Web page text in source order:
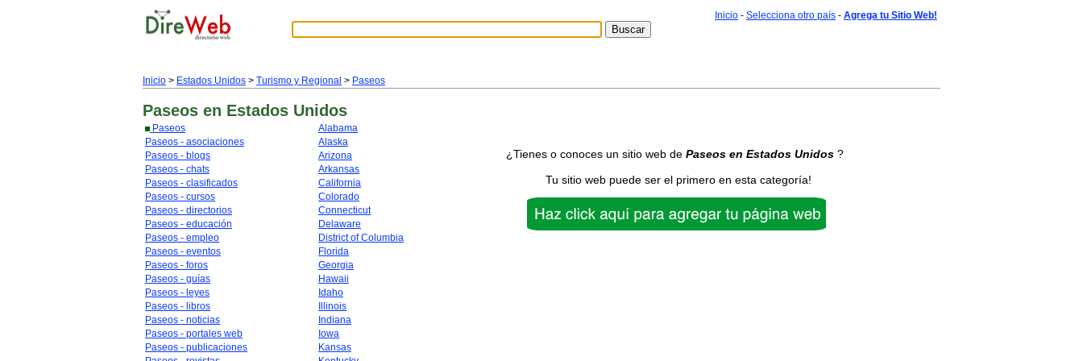
Inicio - Selecciona otro país - Agrega tu Sitio Web!
Inicio > Estados Unidos > Turismo y Regional > Paseos
Paseos en Estados Unidos
Paseos
Paseos - asociaciones
Paseos - blogs
Paseos - chats
Paseos - clasificados
Paseos - cursos
Paseos - directorios
Paseos - educación
Paseos - empleo
Paseos - eventos
Paseos - foros
Paseos - guías
Paseos - leyes
Paseos - libros
Paseos - noticias
Paseos - portales web
Paseos - publicaciones
Alabama
Alaska
Arizona
Arkansas
California
Colorado
Connecticut
Delaware
District of Columbia
Florida
Georgia
Hawaii
Idaho
Illinois
Indiana
Iowa
Kansas
¿Tienes o conoces un sitio web de Paseos en Estados Unidos ?
Tu sitio web puede ser el primero en esta categoría!